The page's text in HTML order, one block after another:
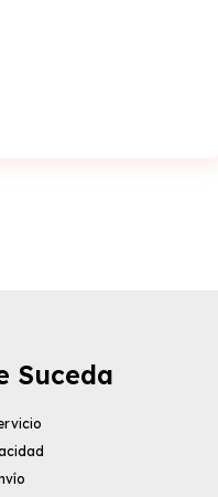
Suceda